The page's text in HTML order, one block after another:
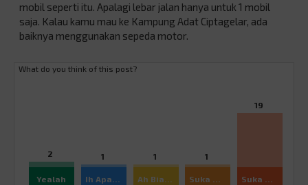
mobil seperti itu. Apalagi lebar jalan hanya untuk 1 mobil
saja. Kalau kamu mau ke Kampung Adat Ciptagelar, ada
baiknya menggunakan sepeda motor.
What do you think of this post?
2
Yealah
1 1 1
19